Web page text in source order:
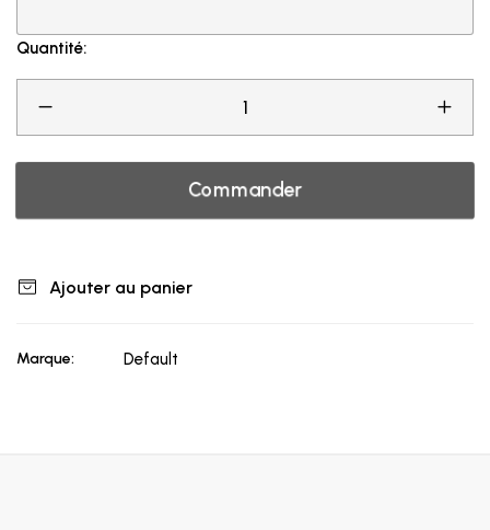
Quantité:
Commander
Ajouter au panier
Marque: Default